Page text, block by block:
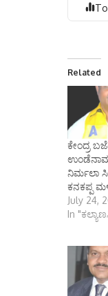
Related
ಕೇಂದ್ರ
ನಿರ್ಮಲಾ
ಕನಕಪ್ಪ
July 24,
In